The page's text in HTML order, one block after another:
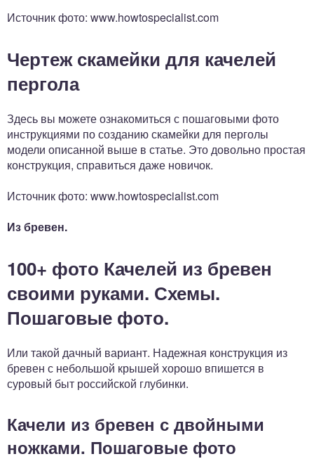
Источник фото: www.howtospecialist.com
Чертеж скамейки для качелей
пергола
Здесь вы можете ознакомиться с пошаговыми фото
инструкциями по созданию скамейки для перголы
модели описанной выше в статье. Это довольно простая
конструкция, справиться даже новичок.
Источник фото: www.howtospecialist.com
Из бревен.
100+ фото Качелей из бревен
своими руками. Схемы.
Пошаговые фото.
Или такой дачный вариант. Надежная конструкция из
бревен с небольшой крышей хорошо впишется в
суровый быт российской глубинки.
Качели из бревен с двойными
ножками. Пошаговые фото